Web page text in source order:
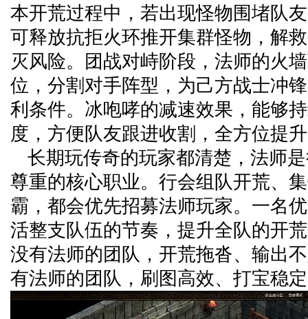
本开荒过程中，若出现怪物围堵队
可释放抗拒火环推开集群怪物，解
灭风险。团战对峙阶段，法师的火
位，分割对手阵型，为己方战士冲
利条件。冰咆哮的减速效果，能够
度，方便队友跟进收割，全方位提
长期玩传奇的玩家都清楚，法师
尊重的核心职业。行会组队开荒、
霸，都会优先招募法师玩家。一名
活整支队伍的节奏，提升全队的开
没有法师的团队，开荒拖沓、输出
有法师的团队，刷图高效、打宝稳